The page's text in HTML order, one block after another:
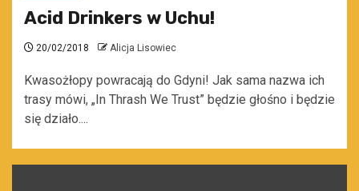
Acid Drinkers w Uchu!
20/02/2018 Alicja Lisowiec
Kwasożłopy powracają do Gdyni! Jak sama nazwa ich
trasy mówi, „In Thrash We Trust” będzie głośno i będzie
się działo....